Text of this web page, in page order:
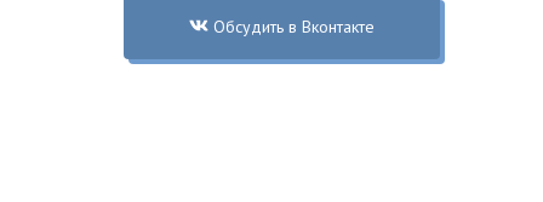
Обсудить в Вконтакте